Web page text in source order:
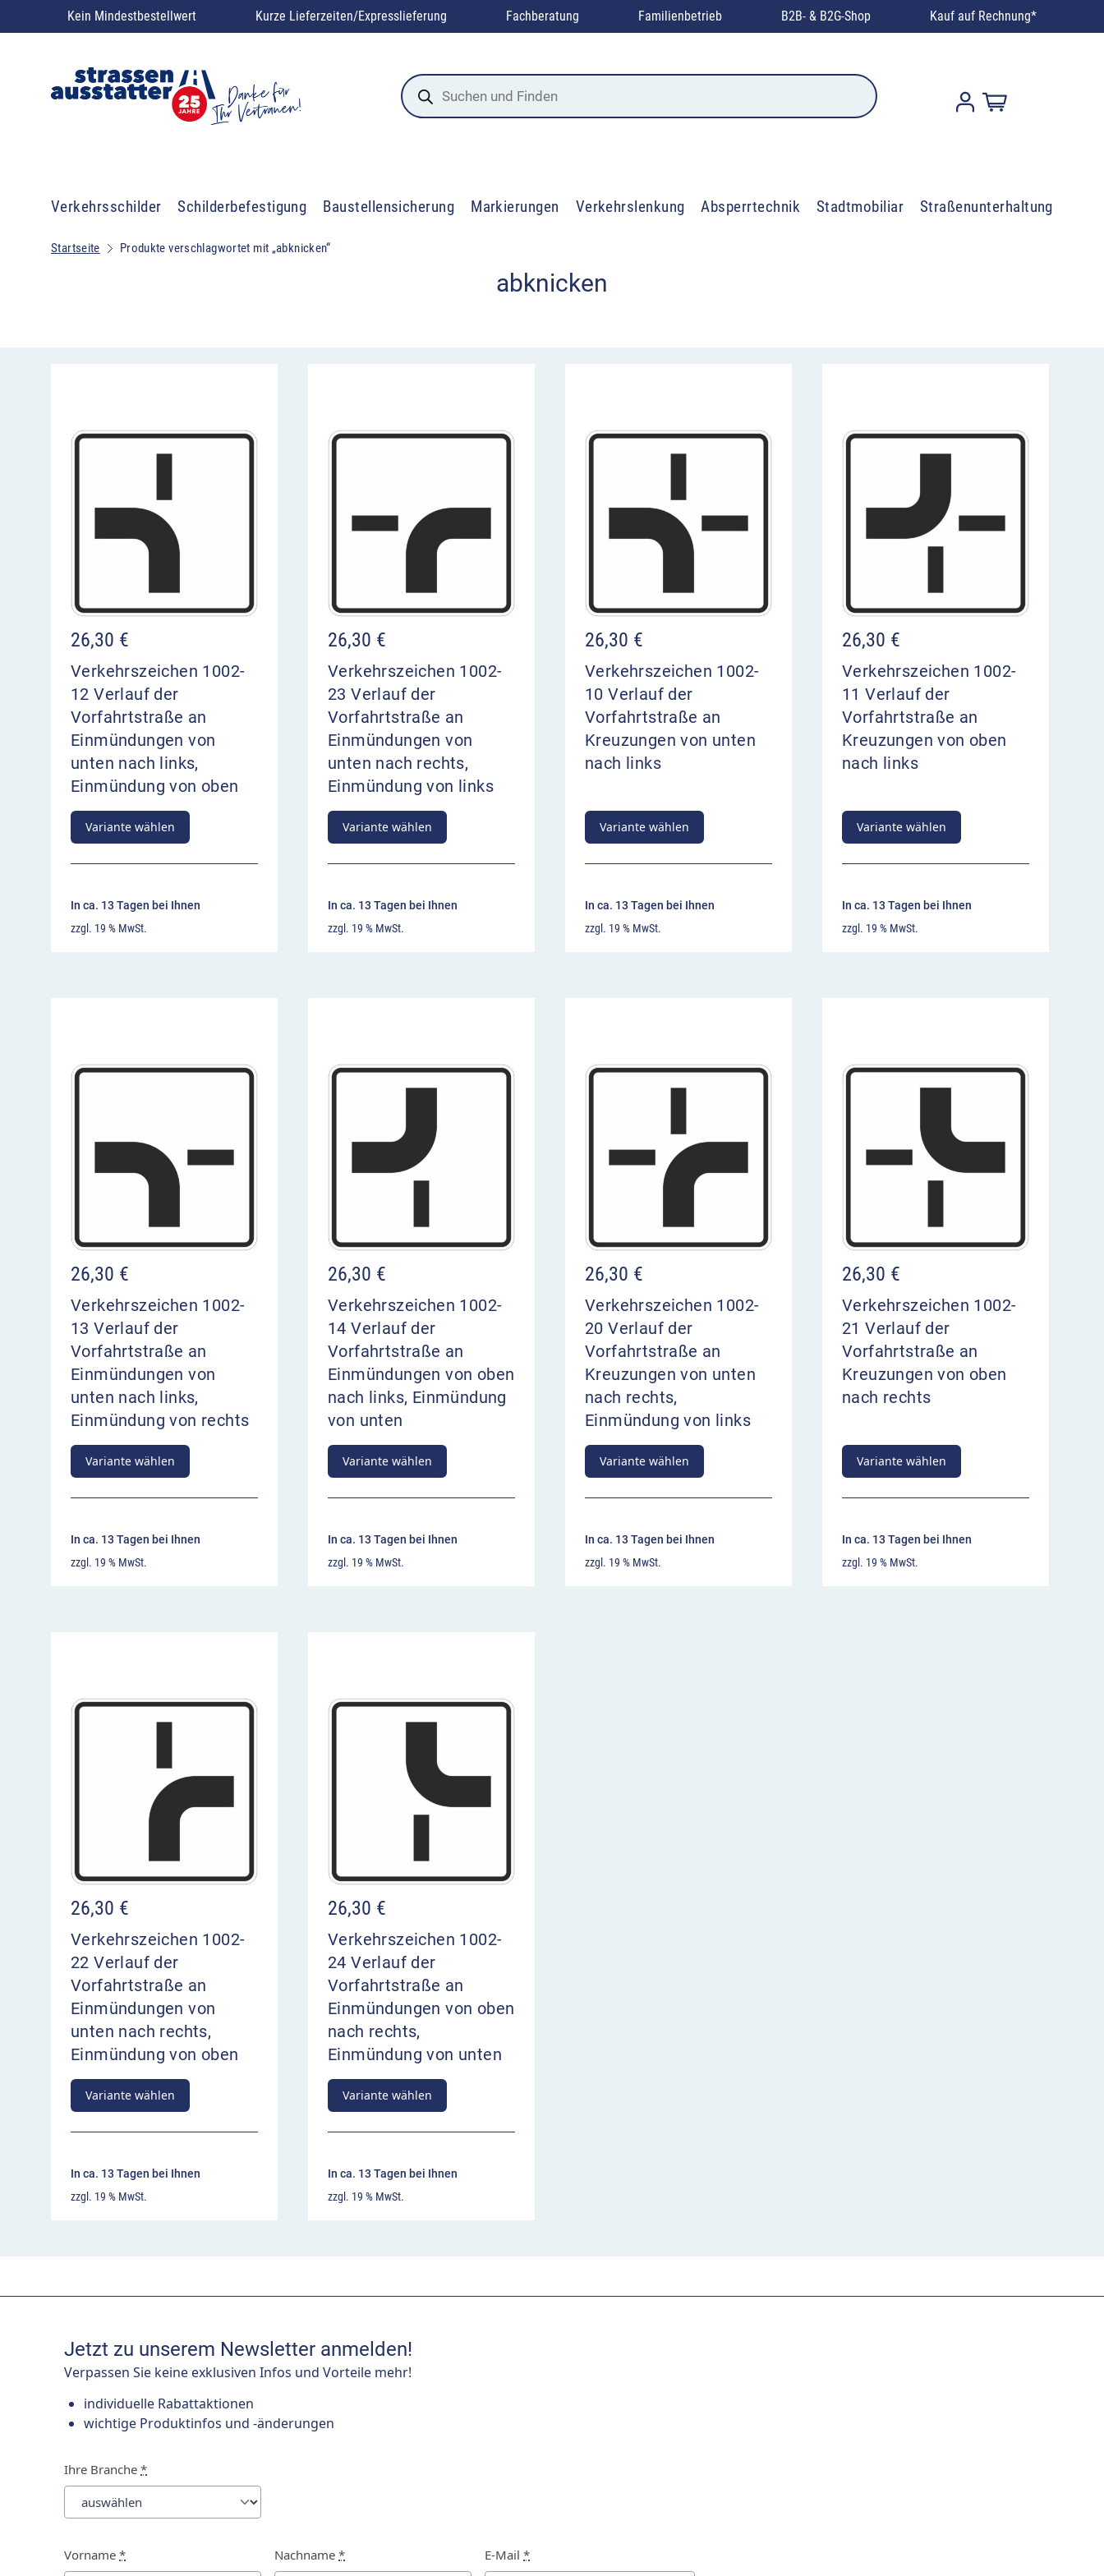
Kein Mindestbestellwert Kurze Lieferzeiten/Expresslieferung Fachberatung Familienbetrieb B2B- & B2G-Shop Kauf auf Rechnung*
Products
search
Verkehrsschilder Schilderbefestigung Baustellensicherung Markierungen Verkehrslenkung Absperrtechnik Stadtmobiliar Straßenunterhaltung
Startseite Produkte verschlagwortet mit „abknicken“
abknicken
26,30 €
Verkehrszeichen 1002-
12 Verlauf der
Vorfahrtstraße an
Einmündungen von
unten nach links,
Einmündung von oben
Variante wählen
In ca. 13 Tagen bei Ihnen
zzgl. 19 % MwSt.
26,30 €
Verkehrszeichen 1002-
23 Verlauf der
Vorfahrtstraße an
Einmündungen von
unten nach rechts,
Einmündung von links
Variante wählen
In ca. 13 Tagen bei Ihnen
zzgl. 19 % MwSt.
26,30 €
Verkehrszeichen 1002-
10 Verlauf der
Vorfahrtstraße an
Kreuzungen von unten
nach links
Variante wählen
In ca. 13 Tagen bei Ihnen
zzgl. 19 % MwSt.
26,30 €
Verkehrszeichen 1002-
11 Verlauf der
Vorfahrtstraße an
Kreuzungen von oben
nach links
Variante wählen
In ca. 13 Tagen bei Ihnen
zzgl. 19 % MwSt.
26,30 €
Verkehrszeichen 1002-
13 Verlauf der
Vorfahrtstraße an
Einmündungen von
unten nach links,
Einmündung von rechts
Variante wählen
In ca. 13 Tagen bei Ihnen
zzgl. 19 % MwSt.
26,30 €
Verkehrszeichen 1002-
14 Verlauf der
Vorfahrtstraße an
Einmündungen von oben
nach links, Einmündung
von unten
Variante wählen
In ca. 13 Tagen bei Ihnen
zzgl. 19 % MwSt.
26,30 €
Verkehrszeichen 1002-
20 Verlauf der
Vorfahrtstraße an
Kreuzungen von unten
nach rechts,
Einmündung von links
Variante wählen
In ca. 13 Tagen bei Ihnen
zzgl. 19 % MwSt.
26,30 €
Verkehrszeichen 1002-
21 Verlauf der
Vorfahrtstraße an
Kreuzungen von oben
nach rechts
Variante wählen
In ca. 13 Tagen bei Ihnen
zzgl. 19 % MwSt.
26,30 €
Verkehrszeichen 1002-
22 Verlauf der
Vorfahrtstraße an
Einmündungen von
unten nach rechts,
Einmündung von oben
Variante wählen
In ca. 13 Tagen bei Ihnen
zzgl. 19 % MwSt.
26,30 €
Verkehrszeichen 1002-
24 Verlauf der
Vorfahrtstraße an
Einmündungen von oben
nach rechts,
Einmündung von unten
Variante wählen
In ca. 13 Tagen bei Ihnen
zzgl. 19 % MwSt.
Jetzt zu unserem Newsletter anmelden!
Verpassen Sie keine exklusiven Infos und Vorteile mehr!
individuelle Rabattaktionen
wichtige Produktinfos und -änderungen
Ihre Branche *
Vorname * Nachname * E-Mail *